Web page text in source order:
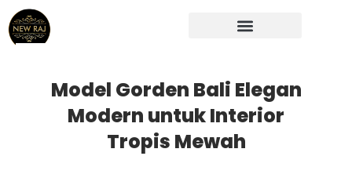
Skip
to
content
Model Gorden Bali Elegan
Modern untuk Interior
Tropis Mewah